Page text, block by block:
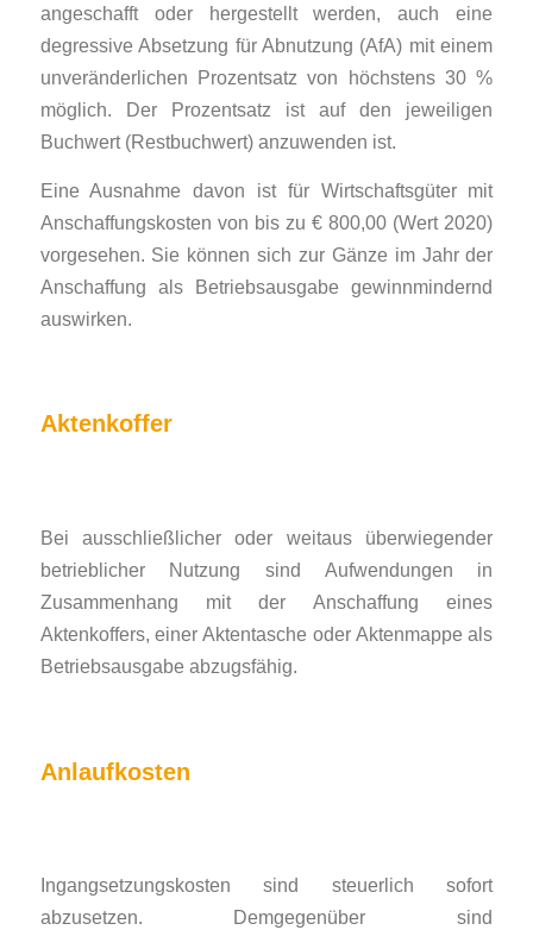
angeschafft oder hergestellt werden, auch eine
degressive Absetzung für Abnutzung (AfA) mit einem
unveränderlichen Prozentsatz von höchstens 30 %
möglich. Der Prozentsatz ist auf den jeweiligen
Buchwert (Restbuchwert) anzuwenden ist.
Eine Ausnahme davon ist für Wirtschaftsgüter mit
Anschaffungskosten von bis zu € 800,00 (Wert 2020)
vorgesehen. Sie können sich zur Gänze im Jahr der
Anschaffung als Betriebsausgabe gewinnmindernd
auswirken.
Aktenkoffer
Bei ausschließlicher oder weitaus überwiegender
betrieblicher Nutzung sind Aufwendungen in
Zusammenhang mit der Anschaffung eines
Aktenkoffers, einer Aktentasche oder Aktenmappe als
Betriebsausgabe abzugsfähig.
Anlaufkosten
Ingangsetzungskosten sind steuerlich sofort
abzusetzen. Demgegenüber sind